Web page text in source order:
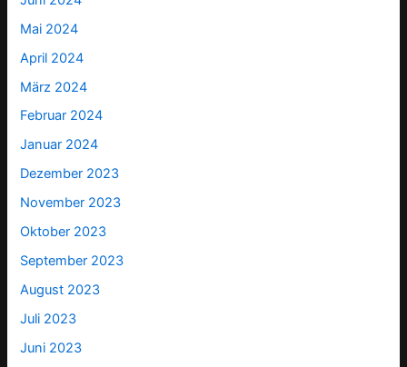
Mai 2024
April 2024
März 2024
Februar 2024
Januar 2024
Dezember 2023
November 2023
Oktober 2023
September 2023
August 2023
Juli 2023
Juni 2023